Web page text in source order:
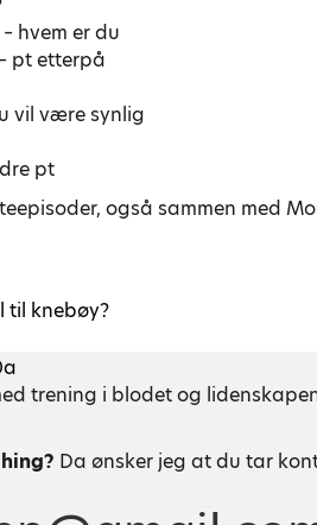
hvem er du
pt etterpå
vil være synlig
pt
også sammen med
til knebøy?
trening i blodet og
Da ønsker jeg at du tar